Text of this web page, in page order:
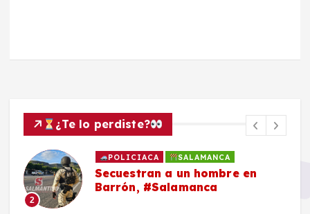
¿Te lo perdiste?
2
POLICIACA SALAMANCA
Secuestran a un hombre en
Barrón, #Salamanca